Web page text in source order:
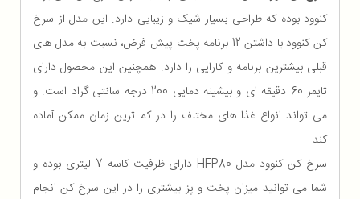
کنوود بوده که طراحی بسیار شیک و زیبایی دارد. این مدل از سرخ
کن کنوود با داشتن 12 برنامه پخت پیش فرض، نسبت به مدل های
قبلی بیشترین برنامه و کارایی را دارد. همچنین این محصول دارای
تایمر 60 دقیقه ای و بیشینه دمایی 200 درجه سانتی گراد است. و
می تواند انواع غذا های مختلف را در کم ترین زمان ممکن آماده
کند.
سرخ کن کنوود مدل HFP80 دارای ظرفیت کاسه 7 لیتری بوده و
شما می توانید میزان پخت و پز بیشتری را در این سرخ کن انجام